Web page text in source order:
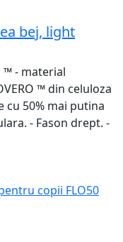
bej, light
™ - material
™ din celuloza
cu 50% mai putina
- Fason drept. -